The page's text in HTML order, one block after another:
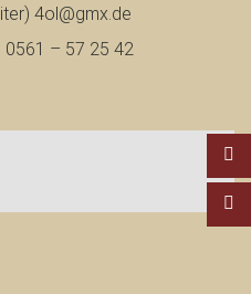
4ol@gmx.de
0561 – 57 25 42